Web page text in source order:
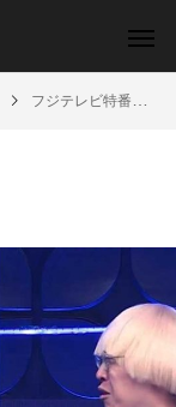
フジテレビ特番「ツッコミスター」